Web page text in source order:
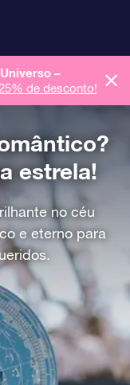
–
de desconto!
estrela!
no céu
e eterno para